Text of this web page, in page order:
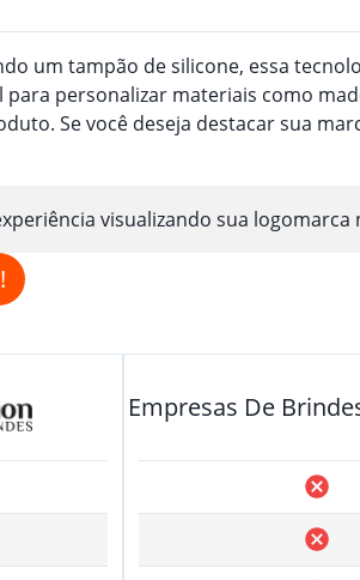
um tampão de silicone, essa
personalizar materiais como
Se você deseja destacar sua
visualizando sua
Empresas De